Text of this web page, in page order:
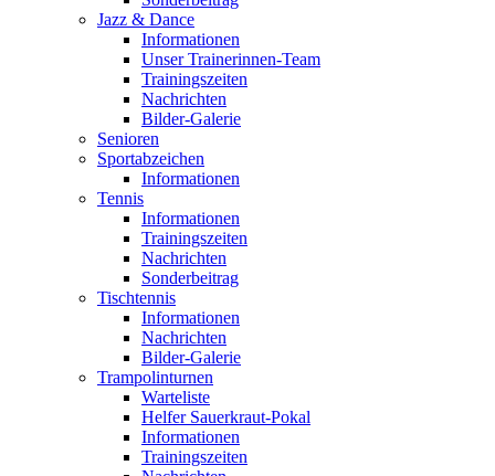
Jazz & Dance
Informationen
Unser Trainerinnen-Team
Trainingszeiten
Nachrichten
Bilder-Galerie
Senioren
Sportabzeichen
Informationen
Tennis
Informationen
Trainingszeiten
Nachrichten
Sonderbeitrag
Tischtennis
Informationen
Nachrichten
Bilder-Galerie
Trampolinturnen
Warteliste
Helfer Sauerkraut-Pokal
Informationen
Trainingszeiten